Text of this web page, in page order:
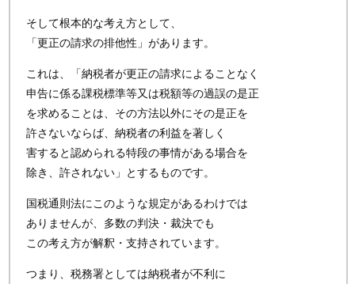
そして根本的な考え方として、
「更正の請求の排他性」があります。
これは、「納税者が更正の請求によることなく
申告に係る課税標準等又は税額等の過誤の是正
を求めることは、その方法以外にその是正を
許さないならば、納税者の利益を著しく
害すると認められる特段の事情がある場合を
除き、許されない」とするものです。
国税通則法にこのような規定があるわけでは
ありませんが、多数の判決・裁決でも
この考え方が解釈・支持されています。
つまり、税務署としては納税者が不利に